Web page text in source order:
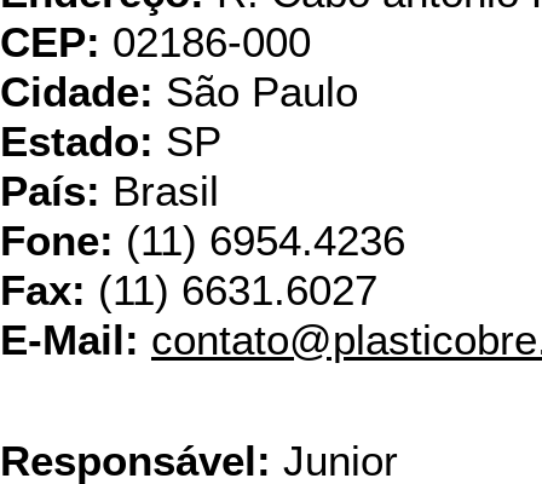
CEP: 02186-000
Cidade: São Paulo
Estado: SP
País: Brasil
Fone: (11) 6954.4236
Fax: (11) 6631.6027
E-Mail:
Responsável: Junior